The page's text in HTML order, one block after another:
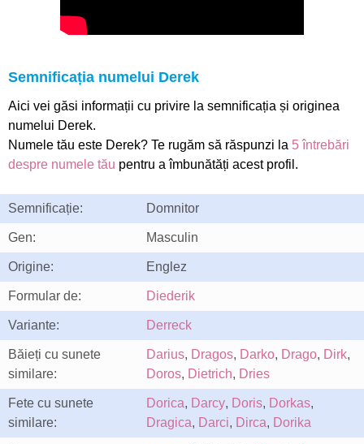
Semnificația numelui Derek
Aici vei găsi informații cu privire la semnificația și originea
numelui Derek.
Numele tău este Derek? Te rugăm să răspunzi la 5 întrebări
despre numele tău pentru a îmbunătăți acest profil.
Semnificație: Domnitor
Gen: Masculin
Origine: Englez
Formular de: Diederik
Variante: Derreck
Băieți cu sunete
similare:
Darius, Dragos, Darko, Drago, Dirk,
Doros, Dietrich, Dries
Fete cu sunete
similare:
Dorica, Darcy, Doris, Dorkas,
Dragica, Darci, Dirca, Dorika